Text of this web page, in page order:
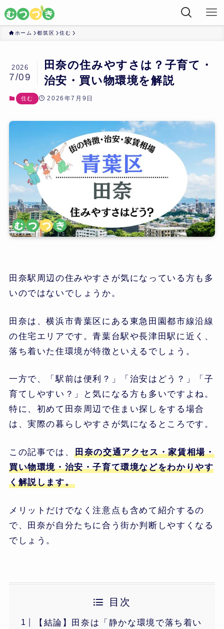
ホーム 都筑区 住む
田奈の住みやすさは？子育て・
治安・買い物環境を解説
2026
7/09
住む 2026年7月9日
田奈駅周辺の住みやすさが気になっている方も多
いのではないでしょうか。
田奈は、横浜市青葉区にある東急田園都市線沿線
の住宅エリアです。青葉台駅や長津田駅に近く、
落ち着いた住環境が特徴といえるでしょう。
一方で、「駅前は便利？」「治安はどう？」「子
育てしやすい？」と気になる方も多いですよね。
特に、初めて田奈周辺で住まい探しをする場合
は、実際の暮らしやすさが気になるところです。
この記事では、田奈の交通アクセス・家賃相場・
買い物環境・治安・子育て環境などをわかりやす
く解説します。
メリットだけでなく注意点も含めて紹介するの
で、田奈が自分たちに合う街か判断しやすくなる
でしょう。
目次
【結論】田奈は「静かな環境で落ち着い